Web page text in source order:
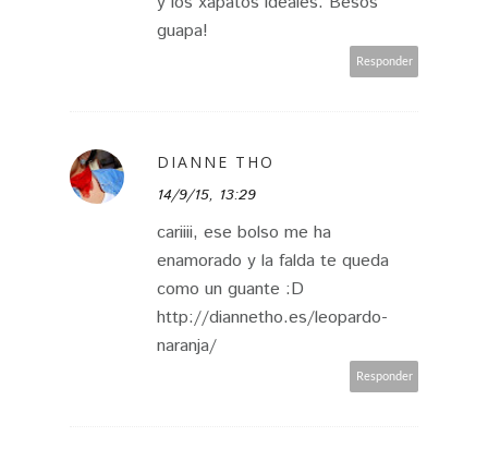
guapa!
Responder
DIANNE THO
14/9/15, 13:29
cariiii, ese bolso me ha
enamorado y la falda te queda
como un guante :D
http://diannetho.es/leopardo-
naranja/
Responder